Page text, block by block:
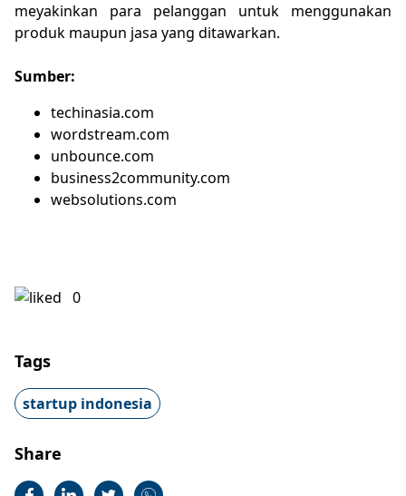
meyakinkan para pelanggan untuk menggunakan
produk maupun jasa yang ditawarkan.
Sumber:
techinasia.com
wordstream.com
unbounce.com
business2community.com
websolutions.com
0
Tags
startup indonesia
Share